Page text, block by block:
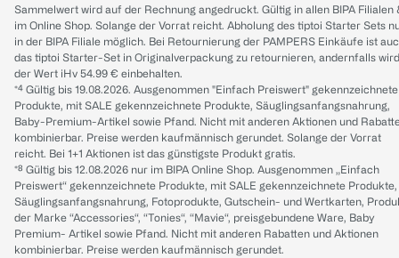
Sammelwert wird auf der Rechnung angedruckt. Gültig in allen BIPA Filialen
im Online Shop. Solange der Vorrat reicht. Abholung des tiptoi Starter Sets
in der BIPA Filiale möglich. Bei Retournierung der PAMPERS Einkäufe ist
das tiptoi Starter-Set in Originalverpackung zu retournieren, andernfalls wird
der Wert iHv 54.99 € einbehalten.
*⁴ Gültig bis 19.08.2026. Ausgenommen "Einfach Preiswert" gekennzeichnete
Produkte, mit SALE gekennzeichnete Produkte, Säuglingsanfangsnahrung,
Baby-Premium-Artikel sowie Pfand. Nicht mit anderen Aktionen und
kombinierbar. Preise werden kaufmännisch gerundet. Solange der Vorrat
reicht. Bei 1+1 Aktionen ist das günstigste Produkt gratis.
*⁸ Gültig bis 12.08.2026 nur im BIPA Online Shop. Ausgenommen „Einfach
Preiswert“ gekennzeichnete Produkte, mit SALE gekennzeichnete Produkte,
Säuglingsanfangsnahrung, Fotoprodukte, Gutschein- und Wertkarten,
der Marke “Accessories“, “Tonies“, “Mavie“, preisgebundene Ware, Baby
Premium- Artikel sowie Pfand. Nicht mit anderen Rabatten und Aktionen
kombinierbar. Preise werden kaufmännisch gerundet.